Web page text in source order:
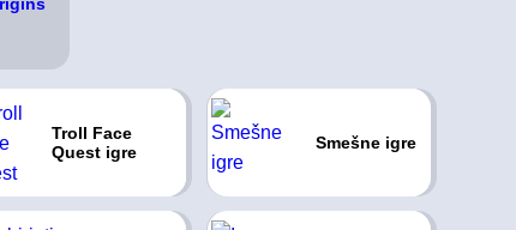
Troll Face
Quest igre
Smešne igre